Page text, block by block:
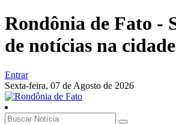
Rondônia de Fato -
de notícias na
Entrar
Sexta-feira, 07 de Agosto de 2026